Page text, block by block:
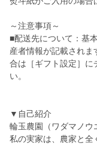
～注意事項～
■配送先について：基
産者情報が記載され
合は［ギフト設定］に
い。
▼自己紹介
輪玉農園（ワダマノウ
私の実家は、農家と全